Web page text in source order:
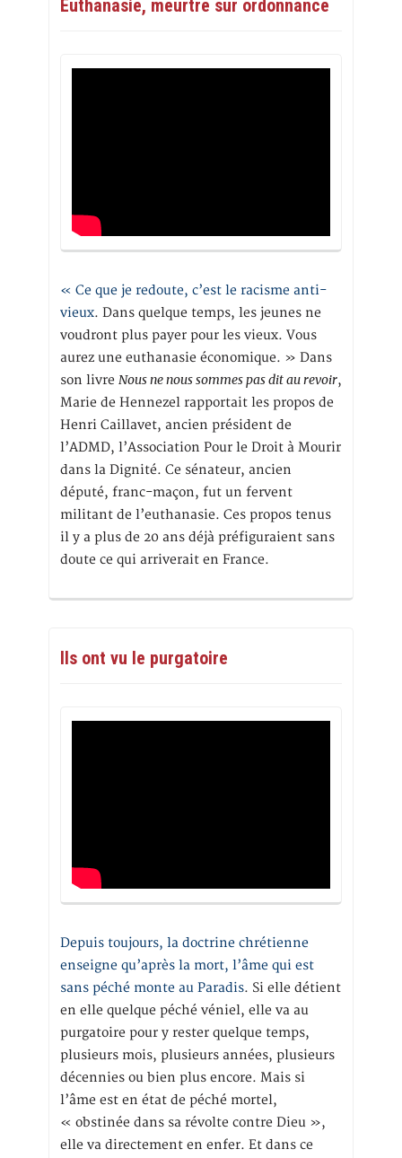
Euthanasie, meurtre sur ordonnance
« Ce que je redoute, c’est le racisme anti-
vieux. Dans quelque temps, les jeunes ne
voudront plus payer pour les vieux. Vous
aurez une euthanasie économique. » Dans
son livre Nous ne nous sommes pas dit au revoir,
Marie de Hennezel rapportait les propos de
Henri Caillavet, ancien président de
l’ADMD, l’Association Pour le Droit à Mourir
dans la Dignité. Ce sénateur, ancien
député, franc-maçon, fut un fervent
militant de l’euthanasie. Ces propos tenus
il y a plus de 20 ans déjà préfiguraient sans
doute ce qui arriverait en France.
Ils ont vu le purgatoire
Depuis toujours, la doctrine chrétienne
enseigne qu’après la mort, l’âme qui est
sans péché monte au Paradis. Si elle détient
en elle quelque péché véniel, elle va au
purgatoire pour y rester quelque temps,
plusieurs mois, plusieurs années, plusieurs
décennies ou bien plus encore. Mais si
l’âme est en état de péché mortel,
« obstinée dans sa révolte contre Dieu »,
elle va directement en enfer. Et dans ce